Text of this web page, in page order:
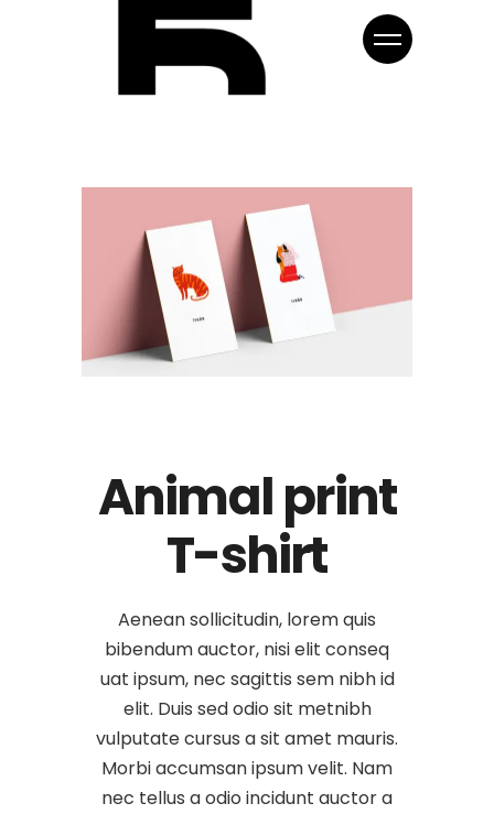
Animal print
T-shirt
Aenean sollicitudin, lorem quis
bibendum auctor, nisi elit conseq
uat ipsum, nec sagittis sem nibh id
elit. Duis sed odio sit metnibh
vulputate cursus a sit amet mauris.
Morbi accumsan ipsum velit. Nam
nec tellus a odio incidunt auctor a